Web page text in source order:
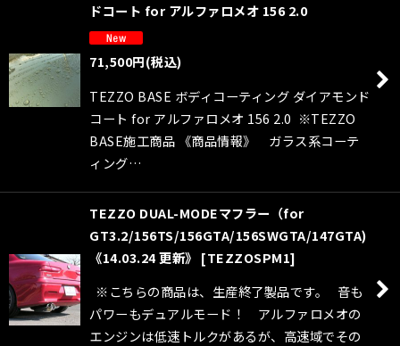
ドコート for アルファロメオ 156 2.0
71,500円(税込)
TEZZO BASE ボディコーティング ダイアモンド
コート for アルファロメオ 156 2.0 ※TEZZO
BASE施工商品 《商品情報》 ガラス系コーテ
ィング…
TEZZO DUAL-MODEマフラー（for
GT3.2/156TS/156GTA/156SWGTA/147GTA)
《14.03.24 更新》 [TEZZOSPM1]
※こちらの商品は、生産終了製品です。 音も
パワーもデュアルモード！ アルファロメオの
エンジンは低速トルクがあるが、高速域でその